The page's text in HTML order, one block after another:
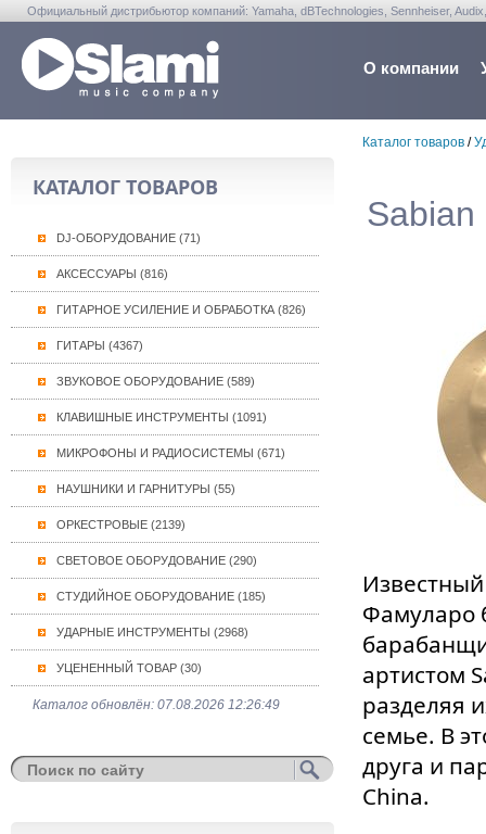
Официальный дистрибьютор компаний: Yamaha, dBTechnologies, Sennheiser,
О компании
КАТАЛОГ ТОВАРОВ
DJ-ОБОРУДОВАНИЕ (71)
АКСЕССУАРЫ (816)
ГИТАРНОЕ УСИЛЕНИЕ И ОБРАБОТКА (826)
ГИТАРЫ (4367)
ЗВУКОВОЕ ОБОРУДОВАНИЕ (589)
КЛАВИШНЫЕ ИНСТРУМЕНТЫ (1091)
МИКРОФОНЫ И РАДИОСИСТЕМЫ (671)
НАУШНИКИ И ГАРНИТУРЫ (55)
ОРКЕСТРОВЫЕ (2139)
СВЕТОВОЕ ОБОРУДОВАНИЕ (290)
СТУДИЙНОЕ ОБОРУДОВАНИЕ (185)
УДАРНЫЕ ИНСТРУМЕНТЫ (2968)
УЦЕНЕННЫЙ ТОВАР (30)
Каталог обновлён: 07.08.2026 12:26:49
Каталог товаров/
Sabian
Фамуларо
артистом
разделяя
семье. В
друга и
China.